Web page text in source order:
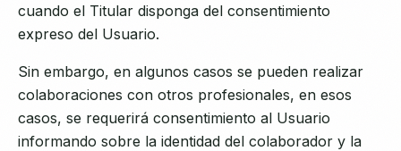
cuando el Titular disponga del consentimiento
expreso del Usuario.
Sin embargo, en algunos casos se pueden realizar
colaboraciones con otros profesionales, en esos
casos, se requerirá consentimiento al Usuario
informando sobre la identidad del colaborador y la